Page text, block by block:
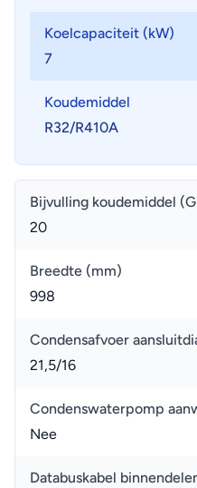
Koelcapaciteit (kW)
7
Koudemiddel
R32/R410A
Bijvulling koudemiddel
20
Breedte (mm)
998
Condensafvoer
21,5/16
Condenswaterpomp
Nee
Databuskabel